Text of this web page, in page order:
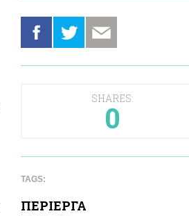
SHARES:
0
TAGS:
ΠΕΡΙΕΡΓΑ